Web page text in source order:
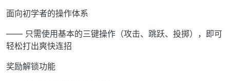
面向初学者的操作体系
—— 只需使用基本的三键操作（攻击、跳跃、投掷），即可
轻松打出爽快连招
奖励解锁功能